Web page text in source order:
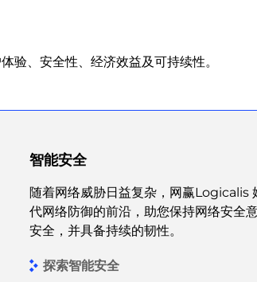
验、安全性、经济效益及可持续性。
智能安全
随着网络威胁日益复杂，网赢Logicalis
代网络防御的前沿，助您保持网络安全
安全，并具备持续的韧性。
探索智能安全